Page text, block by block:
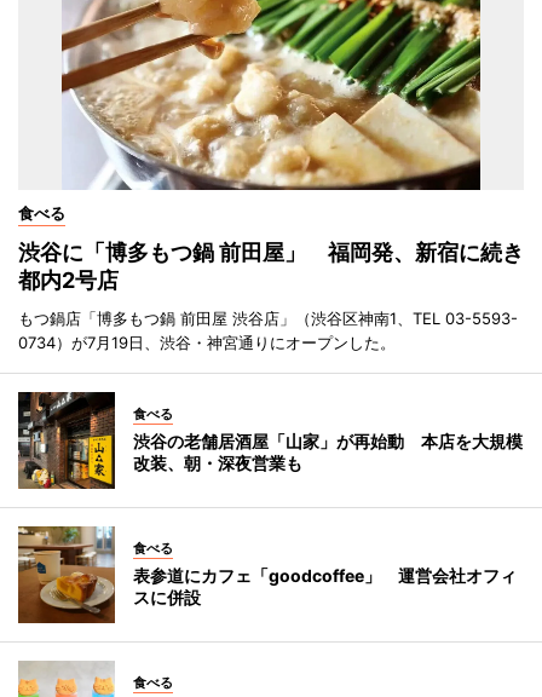
食べる
渋谷に「博多もつ鍋 前田屋」 福岡発、新宿に続き
都内2号店
もつ鍋店「博多もつ鍋 前田屋 渋谷店」（渋谷区神南1、TEL 03-5593-
0734）が7月19日、渋谷・神宮通りにオープンした。
食べる
渋谷の老舗居酒屋「山家」が再始動 本店を大規模
改装、朝・深夜営業も
食べる
表参道にカフェ「goodcoffee」 運営会社オフィ
スに併設
食べる